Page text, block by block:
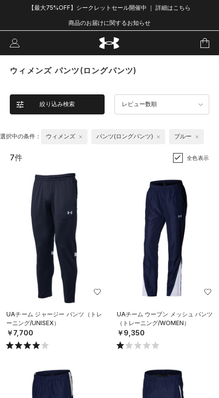
【最大75%OFF】シークレットセール開催中 ｜ 詳細はこちら
商品のお届けに関するお知らせ
ウィメンズ パンツ(ロングパンツ)
絞り込み検索 レビュー数順
選択中の条件： ウィメンズ パンツ(ロングパンツ) ブルー
7件 全色表示
UAチーム ジャージー パンツ（トレ
ーニング/UNISEX）
￥7,700
UAチーム ウーブン メッシュ パンツ
（トレーニング/WOMEN）
￥9,350